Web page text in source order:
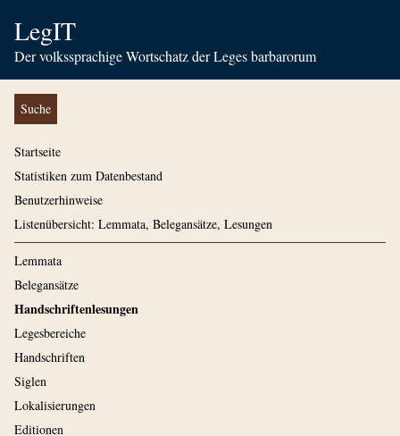
LegIT
Der volkssprachige Wortschatz der Leges barbarorum
Suche
Startseite
Statistiken zum Datenbestand
Benutzerhinweise
Listenübersicht: Lemmata, Belegansätze, Lesungen
Lemmata
Belegansätze
Handschriftenlesungen
Legesbereiche
Handschriften
Siglen
Lokalisierungen
Editionen